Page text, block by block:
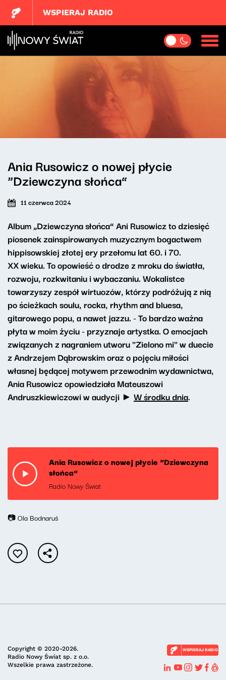
WSPIERAJ RADIO
Ania Rusowicz o nowej płycie
“Dziewczyna słońca”
11 czerwca 2024
Album „Dziewczyna słońca” Ani Rusowicz to dziesięć
piosenek zainspirowanych muzycznym bogactwem
hippisowskiej złotej ery przełomu lat 60. i 70.
XX wieku. To opowieść o drodze z mroku do światła,
rozwoju, rozkwitaniu i wybaczaniu. Wokalistce
towarzyszy zespół wirtuozów, którzy podróżują z nią
po ścieżkach soulu, rocka, rhythm and bluesa,
gitarowego popu, a nawet jazzu. - To bardzo ważna
płyta w moim życiu - przyznaje artystka. O emocjach
związanych z nagraniem utworu "Zielono mi" w duecie
z Andrzejem Dąbrowskim oraz o pojęciu miłości
własnej będącej motywem przewodnim wydawnictwa,
Ania Rusowicz opowiedziała Mateuszowi
Andruszkiewiczowi w audycji ► W środku dnia.
Ania Rusowicz o nowej płycie “Dziewczyna
słońca”
Radio Nowy Świat
📷 Ola Bodnaruś
Copyright © 2020-2026.
Radio Nowy Świat sp. z o.o.
Wszelkie prawa zastrzeżone.
WSPIERAJ RADIO